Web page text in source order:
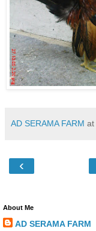
AD SERAMA FARM at
‹
About Me
AD SERAMA FARM